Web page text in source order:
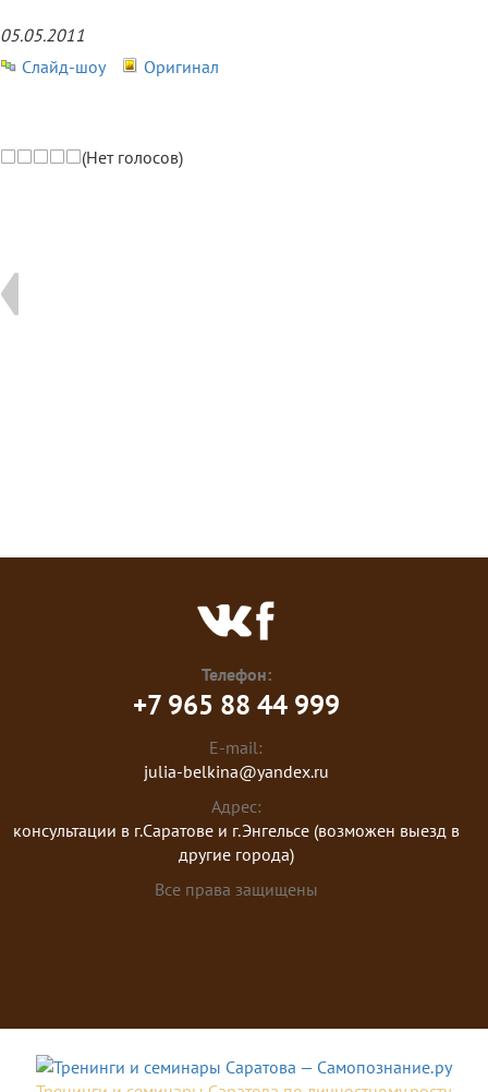
05.05.2011
Слайд-шоу
Оригинал
(Нет голосов)
Телефон:
+7 965 88 44 999
E-mail:
julia-belkina@yandex.ru
Адрес:
консультации в г.Саратове и г.Энгельсе (возможен выезд в
другие города)
Все права защищены